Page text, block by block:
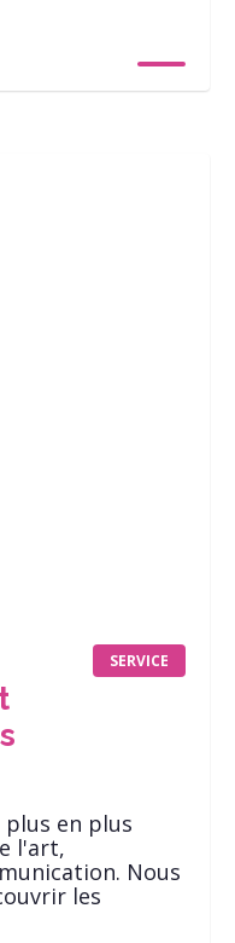
SERVICE
en plus
l'art,
Nous
les